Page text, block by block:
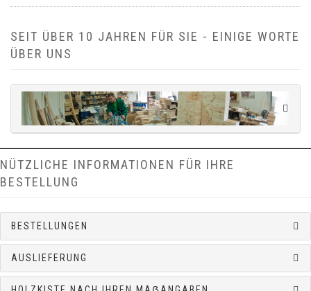
SEIT ÜBER 10 JAHREN FÜR SIE - EINIGE WORTE
ÜBER UNS
NÜTZLICHE INFORMATIONEN FÜR IHRE
BESTELLUNG
BESTELLUNGEN
AUSLIEFERUNG